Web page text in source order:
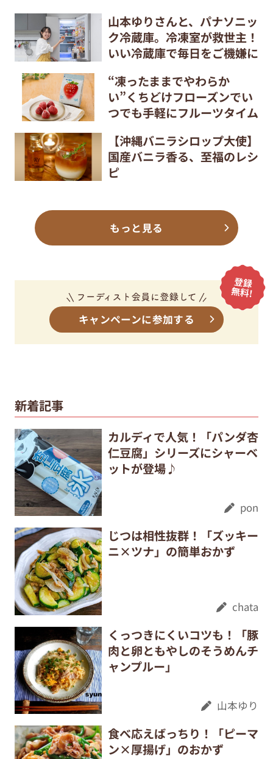
山本ゆりさんと、パナソニッ
ク冷蔵庫。冷凍室が救世主！
いい冷蔵庫で毎日をご機嫌に
“凍ったままでやわらか
い”くちどけフローズンでい
つでも手軽にフルーツタイム
【沖縄バニラシロップ大使】
国産バニラ香る、至福のレシ
ピ
もっと見る
キャンペーンに参加する
新着記事
カルディで人気！「パンダ杏
仁豆腐」シリーズにシャーベ
ットが登場♪
pon
じつは相性抜群！「ズッキー
ニ×ツナ」の簡単おかず
chata
くっつきにくいコツも！「豚
肉と卵ともやしのそうめんチ
ャンプルー」
山本ゆり
食べ応えばっちり！「ピーマ
ン×厚揚げ」のおかず